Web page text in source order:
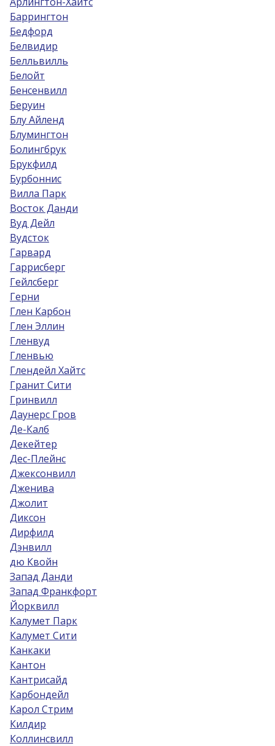
Баррингтон
Бедфорд
Белвидир
Белльвилль
Белойт
Бенсенвилл
Беруин
Блу Айленд
Блумингтон
Болингбрук
Брукфилд
Бурбоннис
Вилла Парк
Восток Данди
Вуд Дейл
Вудсток
Гарвард
Гаррисберг
Гейлсберг
Герни
Глен Карбон
Глен Эллин
Гленвуд
Гленвью
Глендейл Хайтс
Гранит Сити
Гринвилл
Даунерс Гров
Де-Калб
Декейтер
Дес-Плейнс
Джексонвилл
Дженива
Джолит
Диксон
Дирфилд
Дэнвилл
дю Квойн
Запад Данди
Запад Франкфорт
Йорквилл
Калумет Парк
Калумет Сити
Канкаки
Кантон
Кантрисайд
Карбондейл
Карол Стрим
Килдир
Коллинсвилл